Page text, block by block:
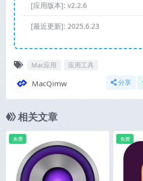
[应用版本]: v2.2.6
[最近更新]: 2025.6.23
Mac应用 应用工具
MacQimw 分享
相关文章
免费 免费